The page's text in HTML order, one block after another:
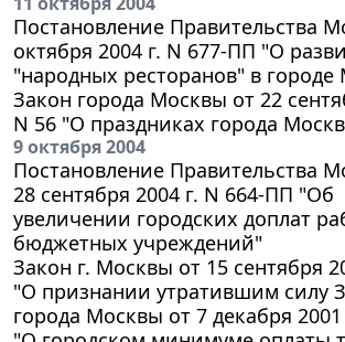
Постановление Правительства
октября 2004 г. N 677-ПП "О
"народных ресторанов" в городе
Закон города Москвы от 22
N 56 "О праздниках города
9 октября 2004
Постановление Правительства
28 сентября 2004 г. N 664-ПП "Об
увеличении городских доплат
бюджетных учреждений"
Закон г. Москвы от 15 сентября
"О признании утратившим силу
города Москвы от 7 декабря